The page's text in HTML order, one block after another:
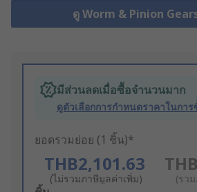
ดู Worm & Pinion
มีส่วนลดเมื่อซื้อจำนวนมาก
ดูตัวเลือกการกำหนดราคาในกา
ยอดรวมย่อย (1 ชิ้น)*
THB2,101.63
(ไม่รวมภาษีมูลค่าเพิ่ม) (รว